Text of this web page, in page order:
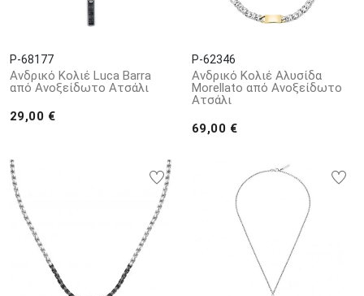
P-68177
Ανδρικό Κολιέ Luca Barra
από Aνοξείδωτο Aτσάλι
29,00 €
P-62346
Ανδρικό Κολιέ Αλυσίδα
Morellato από Ανοξείδωτο
Ατσάλι
69,00 €